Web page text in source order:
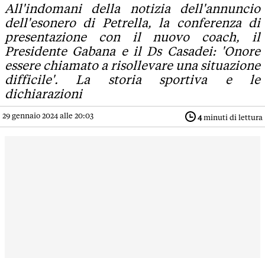
All'indomani della notizia dell'annuncio
dell'esonero di Petrella, la conferenza di
presentazione con il nuovo coach, il
Presidente Gabana e il Ds Casadei: 'Onore
essere chiamato a risollevare una situazione
difficile'. La storia sportiva e le
dichiarazioni
29 gennaio 2024 alle 20:03 4minuti di lettura